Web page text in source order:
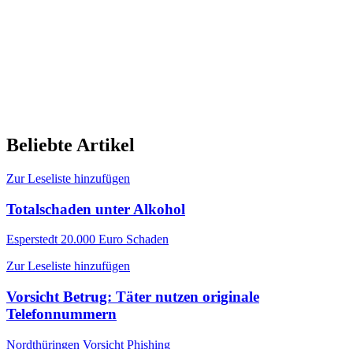
Beliebte Artikel
Zur Leseliste hinzufügen
Totalschaden unter Alkohol
Esperstedt 20.000 Euro Schaden
Zur Leseliste hinzufügen
Vorsicht Betrug: Täter nutzen originale
Telefonnummern
Nordthüringen Vorsicht Phishing